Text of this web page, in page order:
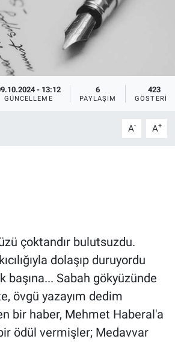
- 13:12
GÜNCELLEME
6
PAYLAŞIM
423
GÖSTERIM
A- A+
çoktandır bulutsuzdu.
dolaşıp duruyordu
başına... Sabah gökyüzünde
övgü yazayım dedim
bir haber, Mehmet Haberal'a
ödül vermişler; Medavvar